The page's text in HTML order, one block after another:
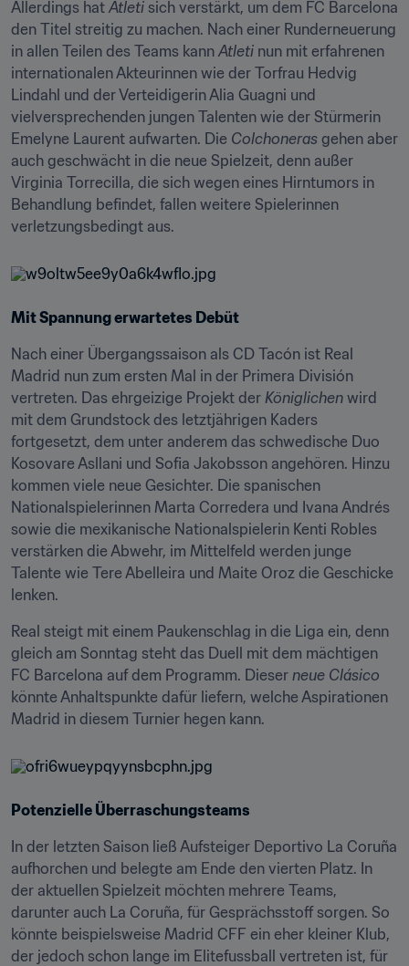
Allerdings hat Atleti sich verstärkt, um dem FC Barcelona
den Titel streitig zu machen. Nach einer Runderneuerung
in allen Teilen des Teams kann Atleti nun mit erfahrenen
internationalen Akteurinnen wie der Torfrau Hedvig
Lindahl und der Verteidigerin Alia Guagni und
vielversprechenden jungen Talenten wie der Stürmerin
Emelyne Laurent aufwarten. Die Colchoneras gehen aber
auch geschwächt in die neue Spielzeit, denn außer
Virginia Torrecilla, die sich wegen eines Hirntumors in
Behandlung befindet, fallen weitere Spielerinnen
verletzungsbedingt aus.
Mit Spannung erwartetes Debüt
Nach einer Übergangssaison als CD Tacón ist Real
Madrid nun zum ersten Mal in der Primera División
vertreten. Das ehrgeizige Projekt der Königlichen wird
mit dem Grundstock des letztjährigen Kaders
fortgesetzt, dem unter anderem das schwedische Duo
Kosovare Asllani und Sofia Jakobsson angehören. Hinzu
kommen viele neue Gesichter. Die spanischen
Nationalspielerinnen Marta Corredera und Ivana Andrés
sowie die mexikanische Nationalspielerin Kenti Robles
verstärken die Abwehr, im Mittelfeld werden junge
Talente wie Tere Abelleira und Maite Oroz die Geschicke
lenken.
Real steigt mit einem Paukenschlag in die Liga ein, denn
gleich am Sonntag steht das Duell mit dem mächtigen
FC Barcelona auf dem Programm. Dieser neue Clásico
könnte Anhaltspunkte dafür liefern, welche Aspirationen
Madrid in diesem Turnier hegen kann.
Potenzielle Überraschungsteams
In der letzten Saison ließ Aufsteiger Deportivo La Coruña
aufhorchen und belegte am Ende den vierten Platz. In
der aktuellen Spielzeit möchten mehrere Teams,
darunter auch La Coruña, für Gesprächsstoff sorgen. So
könnte beispielsweise Madrid CFF ein eher kleiner Klub,
der jedoch schon lange im Elitefussball vertreten ist, für